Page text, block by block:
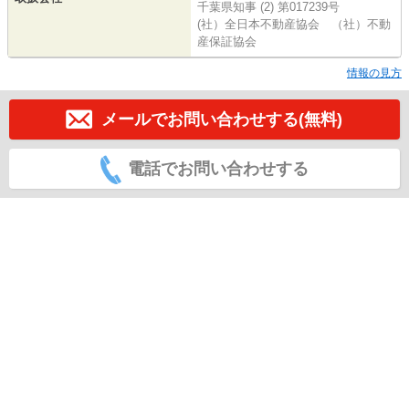
千葉県知事 (2) 第017239号
(社）全日本不動産協会 （社）不動
産保証協会
情報の見方
メールでお問い合わせする(無料)
電話でお問い合わせする